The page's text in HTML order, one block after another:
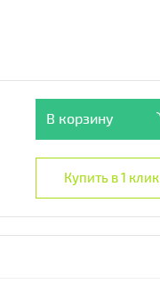
В корзину
Купить в 1 клик